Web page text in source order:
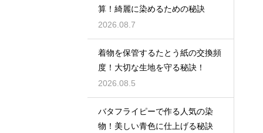
算！綺麗に染めるための秘訣
2026.08.7
着物を保管するたとう紙の交換頻
度！大切な生地を守る秘訣！
2026.08.5
バタフライピーで作る人気の染
物！美しい青色に仕上げる秘訣